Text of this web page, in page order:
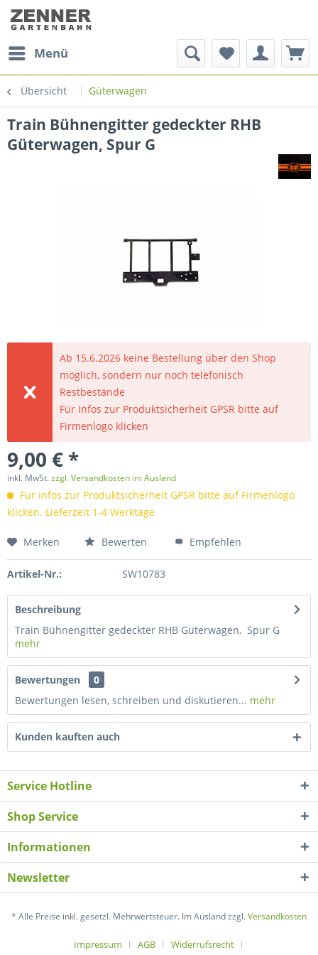
Menü
Übersicht Güterwagen
Train Bühnengitter gedeckter RHB
Güterwagen, Spur G
Ab 15.6.2026 keine Bestellung über den Shop
möglich, sondern nur noch telefonisch
Restbestände
Für Infos zur Produktsicherheit GPSR bitte auf
Firmenlogo klicken
9,00 € *
inkl. MwSt.zzgl. Versandkosten im Ausland
Für Infos zur Produktsicherheit GPSR bitte auf Firmenlogo
klicken. Lieferzeit 1-4 Werktage
Merken Bewerten Empfehlen
Artikel-Nr.: SW10783
Beschreibung
Train Bühnengitter gedeckter RHB Güterwagen, Spur G
mehr
Bewertungen
0
Bewertungen lesen, schreiben und diskutieren... mehr
Kunden kauften auch
Service Hotline
Shop Service
Informationen
Newsletter
* Alle Preise inkl. gesetzl. Mehrwertsteuer. Im Ausland zzgl.Versandkosten
Impressum AGB Widerrufsrecht